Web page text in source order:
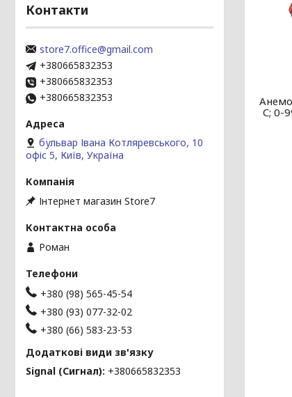
C; 0-
Контакти
store7.office@gmail.com
+380665832353
+380665832353
+380665832353
бульвар Івана Котляревського, 10
офіс 5, Київ, Україна
Інтернет магазин Store7
Роман
+380 (98) 565-45-54
+380 (93) 077-32-02
+380 (66) 583-23-53
Signal (Сигнал) +380665832353